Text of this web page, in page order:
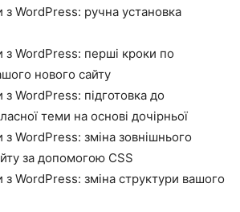
з WordPress: ручна установка
з WordPress: перші кроки по
нового сайту
WordPress: підготовка до
теми на основі дочірньої
WordPress: зміна зовнішнього
за допомогою CSS
з WordPress: зміна структури вашого